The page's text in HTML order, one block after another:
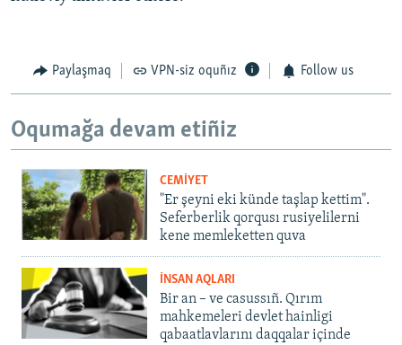
Paylaşmaq VPN-siz oquñız Follow us
Oqumağa devam etiñiz
CEMİYET
"Er şeyni eki künde taşlap kettim".
Seferberlik qorqusı rusiyelilerni
kene memleketten quva
İNSAN AQLARI
Bir an – ve casussıñ. Qırım
mahkemeleri devlet hainligi
qabaatlavlarını daqqalar içinde